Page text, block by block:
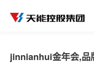
jinnianhui金年会,品